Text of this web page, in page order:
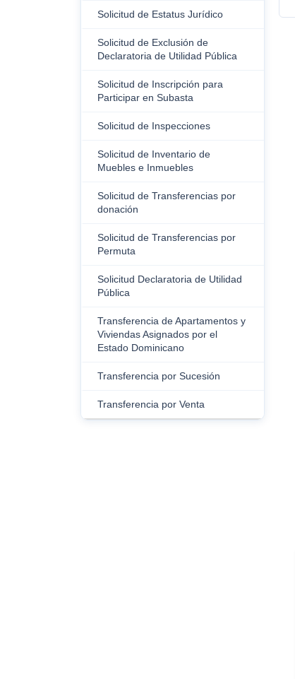
Solicitud de Estatus Jurídico
Solicitud de Exclusión de
Declaratoria de Utilidad Pública
Solicitud de Inscripción para
Participar en Subasta
Solicitud de Inspecciones
Solicitud de Inventario de
Muebles e Inmuebles
Solicitud de Transferencias por
donación
Solicitud de Transferencias por
Permuta
Solicitud Declaratoria de Utilidad
Pública
Transferencia de Apartamentos y
Viviendas Asignados por el
Estado Dominicano
Transferencia por Sucesión
Transferencia por Venta